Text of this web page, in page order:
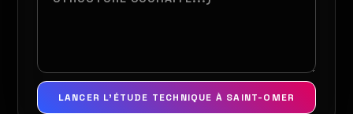
LANCER L'ÉTUDE TECHNIQUE À SAINT-OMER